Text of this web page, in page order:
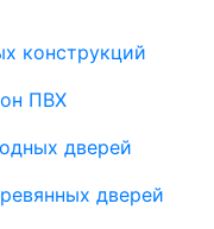
конструкций
ПВХ
дверей
дверей